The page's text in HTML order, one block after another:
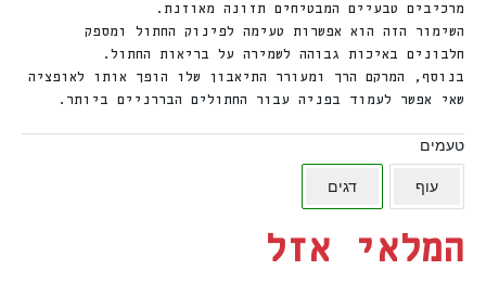
מרכיבים טבעיים המבטיחים תזונה מאוזנת.
השימור הזה הוא אפשרות טעימה לפינוק החתול ומספק
חלבונים באיכות גבוהה לשמירה על בריאות החתול.
בנוסף, המרקם הרך ומעורר התיאבון שלו הופך אותו לאופציה
שאי אפשר לעמוד בפניה עבור החתולים הבררניים ביותר.
טעמים
דגים עוף
המלאי אזל